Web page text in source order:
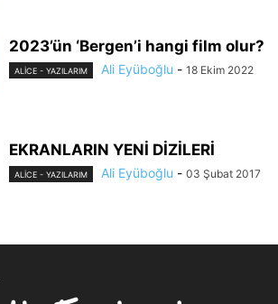
2023’ün ‘Bergen’i hangi film olur?
ALİCE - YAZILARIM Ali Eyüboğlu - 18 Ekim 2022
EKRANLARIN YENİ DİZİLERİ
ALİCE - YAZILARIM Ali Eyüboğlu - 03 Şubat 2017